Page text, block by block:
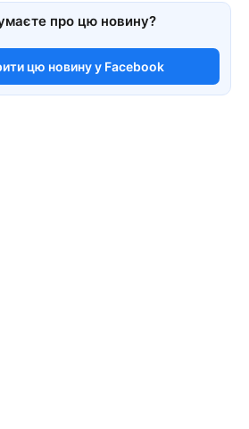
про цю новину?
цю новину у Facebook